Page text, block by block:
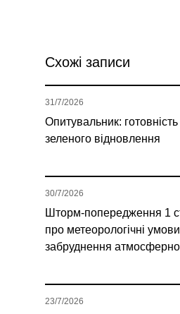
Схожі записи
Опитувальник:
зеленого відновлення
31/7/2026
Шторм-попередження 1
про метеорологічні
забруднення
30/7/2026
23/7/2026